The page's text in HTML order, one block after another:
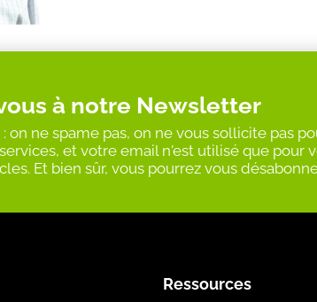
à notre Newsletter
on ne spame pas, on ne vous sollicite pas
et votre email n'est utilisé que pour
Et bien sûr, vous pourrez vous
Ressources